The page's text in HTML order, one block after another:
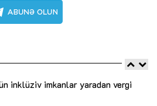
inklüziv imkanlar yaradan vergi